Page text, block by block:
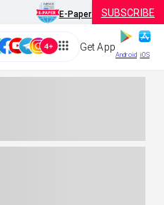
E-Paper SUBSCRIBE
Get App
Android iOS